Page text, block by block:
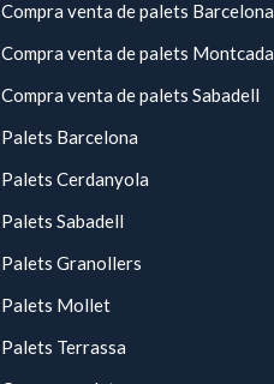
Compra venta de palets Barcelona
Compra venta de palets Montcada
Compra venta de palets Sabadell
Palets Barcelona
Palets Cerdanyola
Palets Sabadell
Palets Granollers
Palets Mollet
Palets Terrassa